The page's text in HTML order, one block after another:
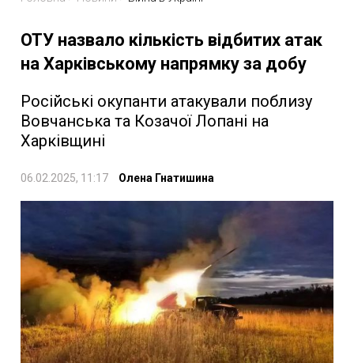
ОТУ назвало кількість відбитих атак
на Харківському напрямку за добу
Російські окупанти атакували поблизу
Вовчанська та Козачої Лопані на
Харківщині
06.02.2025, 11:17 Олена Гнатишина